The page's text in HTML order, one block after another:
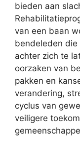
bieden aan
van een baan
bendeleden die
achter zich te
oorzaken van
pakken en
verandering,
cyclus van
veiligere